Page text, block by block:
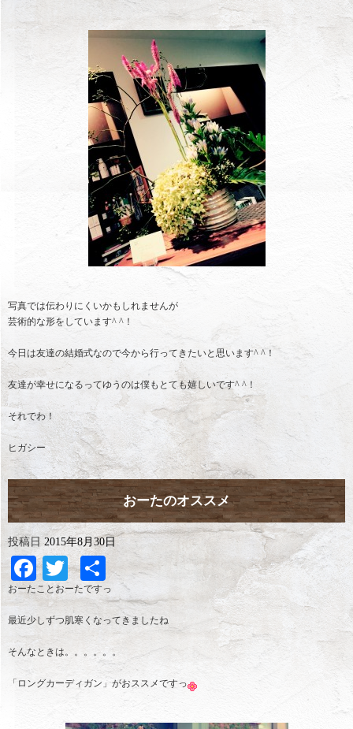
写真では伝わりにくいかもしれませんが
芸術的な形をしています^ ^！
今日は友達の結婚式なので今から行ってきたいと思います^ ^！
友達が幸せになるってゆうのは僕もとても嬉しいです^ ^！
それでわ！
ヒガシー
おーたのオススメ
投稿日 2015年8月30日
Facebook
Twitter
共
有
おーたことおーたですっ
最近少しずつ肌寒くなってきましたね
そんなときは。。。。。。
「ロングカーディガン」がおススメですっ